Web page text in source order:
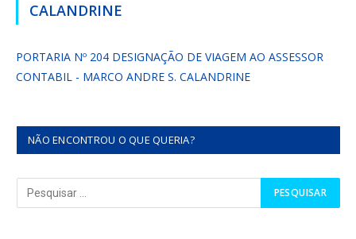
CALANDRINE
PORTARIA Nº 204 DESIGNAÇÃO DE VIAGEM AO ASSESSOR
CONTABIL - MARCO ANDRE S. CALANDRINE
NÃO ENCONTROU O QUE QUERIA?